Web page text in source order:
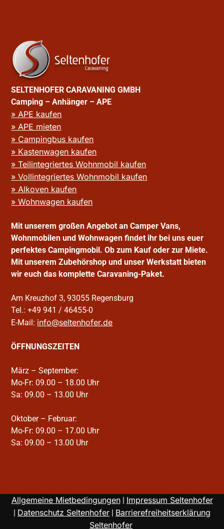
SELTENHOFER CARAVANING GMBH
Camping – Anhänger – APE
» APE kaufen
» APE mieten
» Campingbus kaufen
» Kastenwagen kaufen
» Teilintegriertes Wohnmobil kaufen
» Vollintegriertes Wohnmobil kaufen
» Alkoven kaufen
» Wohnwagen kaufen
Mit unserem großen Angebot an Camper Vans,
Wohnmobilen und Wohnwagen findet ihr bei uns euer
perfektes Campingmobil. Ob zum Kauf oder zur Miete.
Mit unserem Zubehörshop und unser Werkstatt bieten
wir euch das komplette Caravaning-Paket.
Am Kreuzhof 3, 93055 Regensburg
Tel.: +49 941 / 46455-0
E-Mail: info@seltenhofer.de
ÖFFNUNGSZEITEN
März – September:
Mo-Fr: 09.00 – 18.00 Uhr
Sa: 09.00 – 13.00 Uhr
Oktober – Februar:
Mo-Fr: 09.00 – 17.00 Uhr
Sa: 09.00 – 13.00 Uhr
Allgemeine Mietbedingungen| Impressum Seltenhofer
| Datenschutz Seltenhofer | Barrierefreiheitserklärung
Seltenhofer